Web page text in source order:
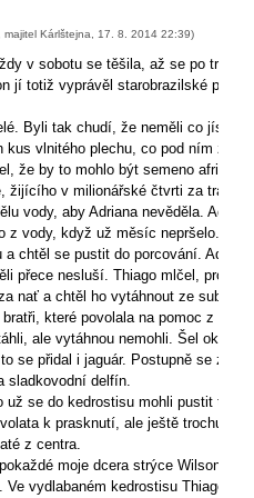
majitel Kárlštejna 17. 8. 2014 22:39)
v sobotu se těšila, až se po
jí totiž vyprávěl starobrazilské
Byli tak chudí, že neměli co jíst
kus vlnitého plechu, co pod ním žili.
že by to mohlo být semeno
žijícího v milionářské čtvrti za tratí.
vody, aby Adriana nevěděla.
z vody, když už měsíc nepršelo.
chtěl se pustit do porcování.
přece nesluší. Thiago mlčel,
nať a chtěl ho vytáhnout ze
které povolala na pomoc z
ale vytáhnou nemohli. Šel okolo
se přidal i jaguár. Postupně se
sladkovodní delfín.
už se do kedrostisu mohli pustit tak
k prasknutí, ale ještě trochu
z centra.
moje dcera strýce Wilsona.
Ve vydlabaném kedrostisu Thiago s